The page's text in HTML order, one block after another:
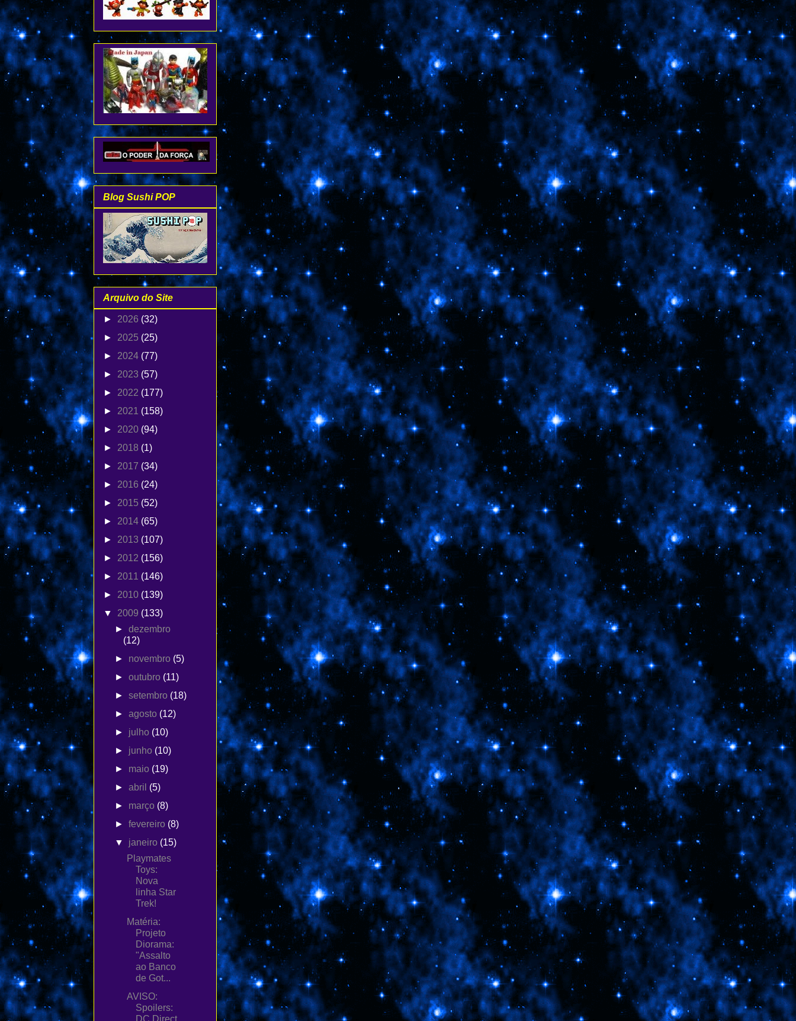
Blog Sushi POP
Arquivo do Site
► 2026 (32)
► 2025 (25)
► 2024 (77)
► 2023 (57)
► 2022 (177)
► 2021 (158)
► 2020 (94)
► 2018 (1)
► 2017 (34)
► 2016 (24)
► 2015 (52)
► 2014 (65)
► 2013 (107)
► 2012 (156)
► 2011 (146)
► 2010 (139)
▼ 2009 (133)
►dezembro
(12)
► novembro (5)
►outubro (11)
►setembro (18)
►agosto (12)
► julho (10)
► junho (10)
► maio (19)
►abril (5)
► março (8)
►fevereiro (8)
▼ janeiro (15)
Playmates
Toys:
Nova
linha Star
Trek!
Matéria:
Projeto
Diorama:
"Assalto
ao Banco
de Got...
AVISO:
Spoilers: